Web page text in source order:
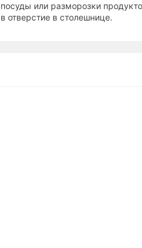
посуды или разморозки
в отверстие в столешнице.